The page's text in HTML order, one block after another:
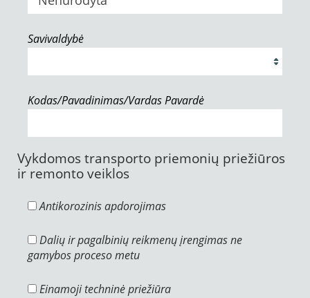
Savivaldybė
Kodas/Pavadinimas/Vardas Pavardė
Vykdomos transporto priemonių priežiūros
ir remonto veiklos
Antikorozinis apdorojimas
Dalių ir pagalbinių reikmenų įrengimas ne
gamybos proceso metu
Einamoji techninė priežiūra